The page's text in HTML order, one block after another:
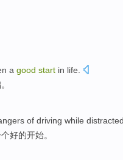
a good start in life.
of driving while distracted
个好的开始。